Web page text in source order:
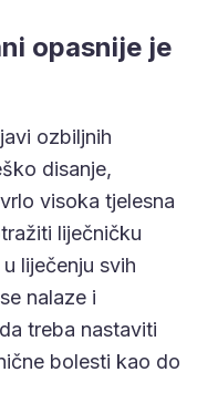
opasnije je
ozbiljnih
disanje,
visoka tjelesna
liječničku
liječenju svih
nalaze i
treba nastaviti
bolesti kao do